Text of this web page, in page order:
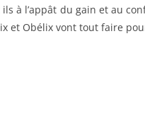
à l’appât du gain et au
et Obélix vont tout faire